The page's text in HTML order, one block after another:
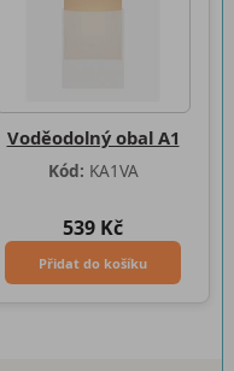
Voděodolný obal A1
Kód: KA1VA
539 Kč
Přidat do košíku